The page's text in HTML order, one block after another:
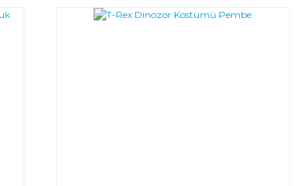
YENI